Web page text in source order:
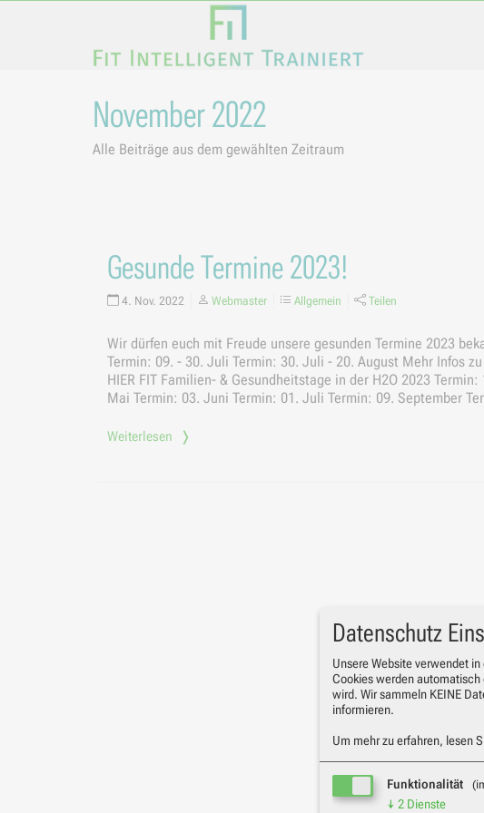
November 2022
Alle Beiträge aus dem gewählten Zeitraum
Gesunde Termine 2023!
4. Nov. 2022 Webmaster Allgemein Teilen
Wir dürfen euch mit Freude unsere gesunden Termine 2023
Termin: 09. - 30. Juli Termin: 30. Juli - 20. August Mehr Infos
HIER FIT Familien- & Gesundheitstage in der H2O 2023
Mai Termin: 03. Juni Termin: 01. Juli Termin: 09. September
Weiterlesen
Datenschutz
Unsere Website verwendet
Cookies werden
wird. Wir sammeln KEINE
informieren.
Um mehr zu erfahren, lesen
Funktionalität
↓ 2 Dienste